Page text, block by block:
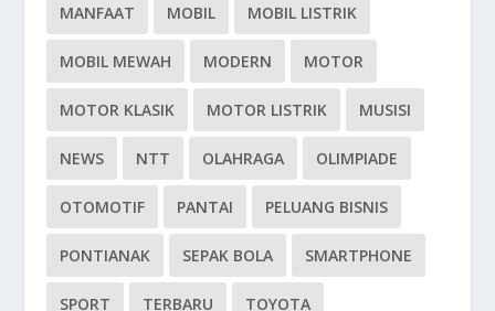
MANFAAT MOBIL MOBIL LISTRIK
MOBIL MEWAH MODERN MOTOR
MOTOR KLASIK MOTOR LISTRIK MUSISI
NEWS NTT OLAHRAGA OLIMPIADE
OTOMOTIF PANTAI PELUANG BISNIS
PONTIANAK SEPAK BOLA SMARTPHONE
SPORT TERBARU TOYOTA